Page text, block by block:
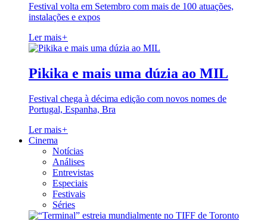
Festival volta em Setembro com mais de 100 atuações,
instalações e expos
Ler mais+
Pikika e mais uma dúzia ao MIL
Festival chega à décima edição com novos nomes de
Portugal, Espanha, Bra
Ler mais+
Cinema
Notícias
Análises
Entrevistas
Especiais
Festivais
Séries